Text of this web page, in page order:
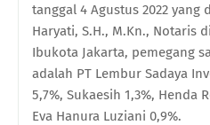
tanggal 4 Agustus 2022
Haryati, S.H., M.Kn., Notaris
Ibukota Jakarta, pemegang
adalah PT Lembur Sadaya
5,7%, Sukaesih 1,3%, Henda
Eva Hanura Luziani 0,9%.